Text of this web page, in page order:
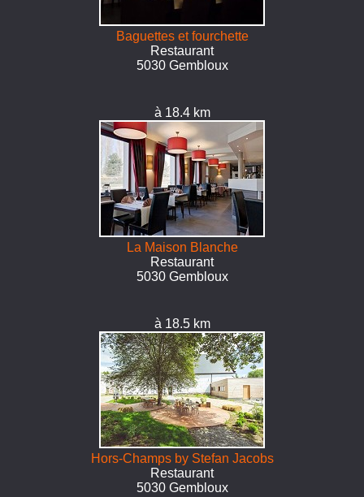
Baguettes et fourchette
Restaurant
5030 Gembloux
à 18.4 km
La Maison Blanche
Restaurant
5030 Gembloux
à 18.5 km
Hors-Champs by Stefan Jacobs
Restaurant
5030 Gembloux